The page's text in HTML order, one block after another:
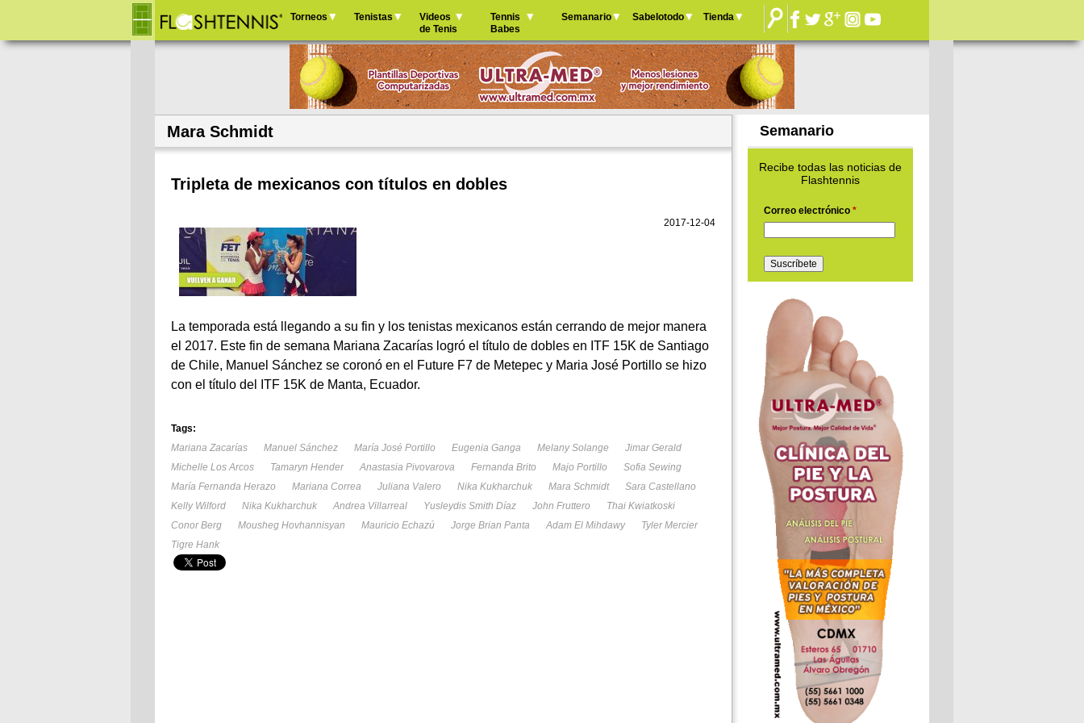
Jump to navigation
principal
Torneos Tenistas
Videos
de Tenis
Tennis
Babes
Semanario Sabelotodo Tienda
Mara Schmidt
Tripleta de mexicanos con títulos en dobles
2017-12-04
La temporada está llegando a su fin y los tenistas mexicanos están cerrando de mejor manera
el 2017. Este fin de semana Mariana Zacarías logró el título de dobles en ITF 15K de Santiago
de Chile, Manuel Sánchez se coronó en el Future F7 de Metepec y Maria José Portillo se hizo
con el título del ITF 15K de Manta, Ecuador.
Tags:
Mariana Zacarías
Manuel Sánchez María José Portillo Eugenia Ganga Melany Solange
Jimar Gerald
Michelle Los Arcos
Tamaryn Hender Anastasia Pivovarova Fernanda Brito Majo Portillo
Sofia Sewing
María Fernanda Herazo
Mariana Correa Juliana Valero Nika Kukharchuk Mara Schmidt
Sara Castellano
Kelly Wilford
Nika Kukharchuk Andrea Villarreal Yusleydis Smith Díaz John Fruttero
Thai Kwiatkoski
Conor Berg
Mousheg Hovhannisyan Mauricio Echazú Jorge Brian Panta Adam El Mihdawy
Tyler Mercier
Tigre Hank
Semanario
Recibe todas las noticias de
Flashtennis
Correo electrónico *